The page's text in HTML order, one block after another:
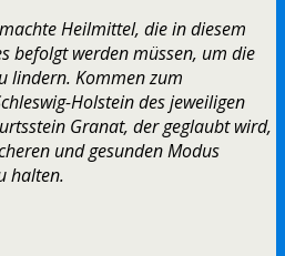
Heilmittel, die in diesem
befolgt werden müssen, um die
lindern. Kommen zum
Holstein des jeweiligen
Granat, der geglaubt wird,
und gesunden Modus
halten.